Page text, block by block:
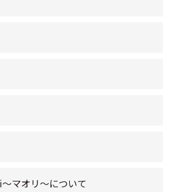
マオリ〜について